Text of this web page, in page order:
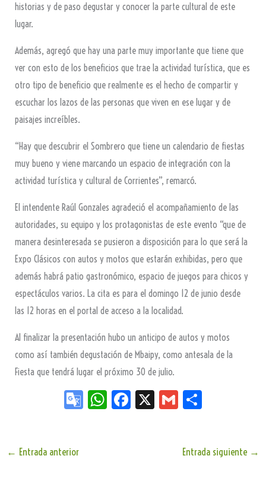
historias y de paso degustar y conocer la parte cultural de este
lugar.
Además, agregó que hay una parte muy importante que tiene que
ver con esto de los beneficios que trae la actividad turística, que es
otro tipo de beneficio que realmente es el hecho de compartir y
escuchar los lazos de las personas que viven en ese lugar y de
paisajes increíbles.
“Hay que descubrir el Sombrero que tiene un calendario de fiestas
muy bueno y viene marcando un espacio de integración con la
actividad turística y cultural de Corrientes”, remarcó.
El intendente Raúl Gonzales agradeció el acompañamiento de las
autoridades, su equipo y los protagonistas de este evento “que de
manera desinteresada se pusieron a disposición para lo que será la
Expo Clásicos con autos y motos que estarán exhibidas, pero que
además habrá patio gastronómico, espacio de juegos para chicos y
espectáculos varios. La cita es para el domingo 12 de junio desde
las 12 horas en el portal de acceso a la localidad.
Al finalizar la presentación hubo un anticipo de autos y motos
como así también degustación de Mbaipy, como antesala de la
Fiesta que tendrá lugar el próximo 30 de julio.
Go W
Fa
X
G
← Entrada anterior Entrada siguiente →